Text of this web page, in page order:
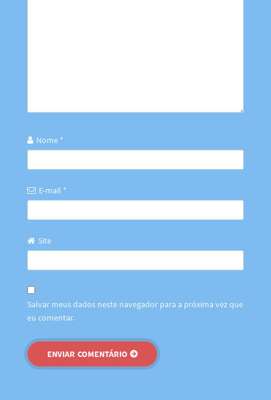
Nome *
E-mail *
Site
Salvar meus dados neste navegador para a próxima vez que
eu comentar.